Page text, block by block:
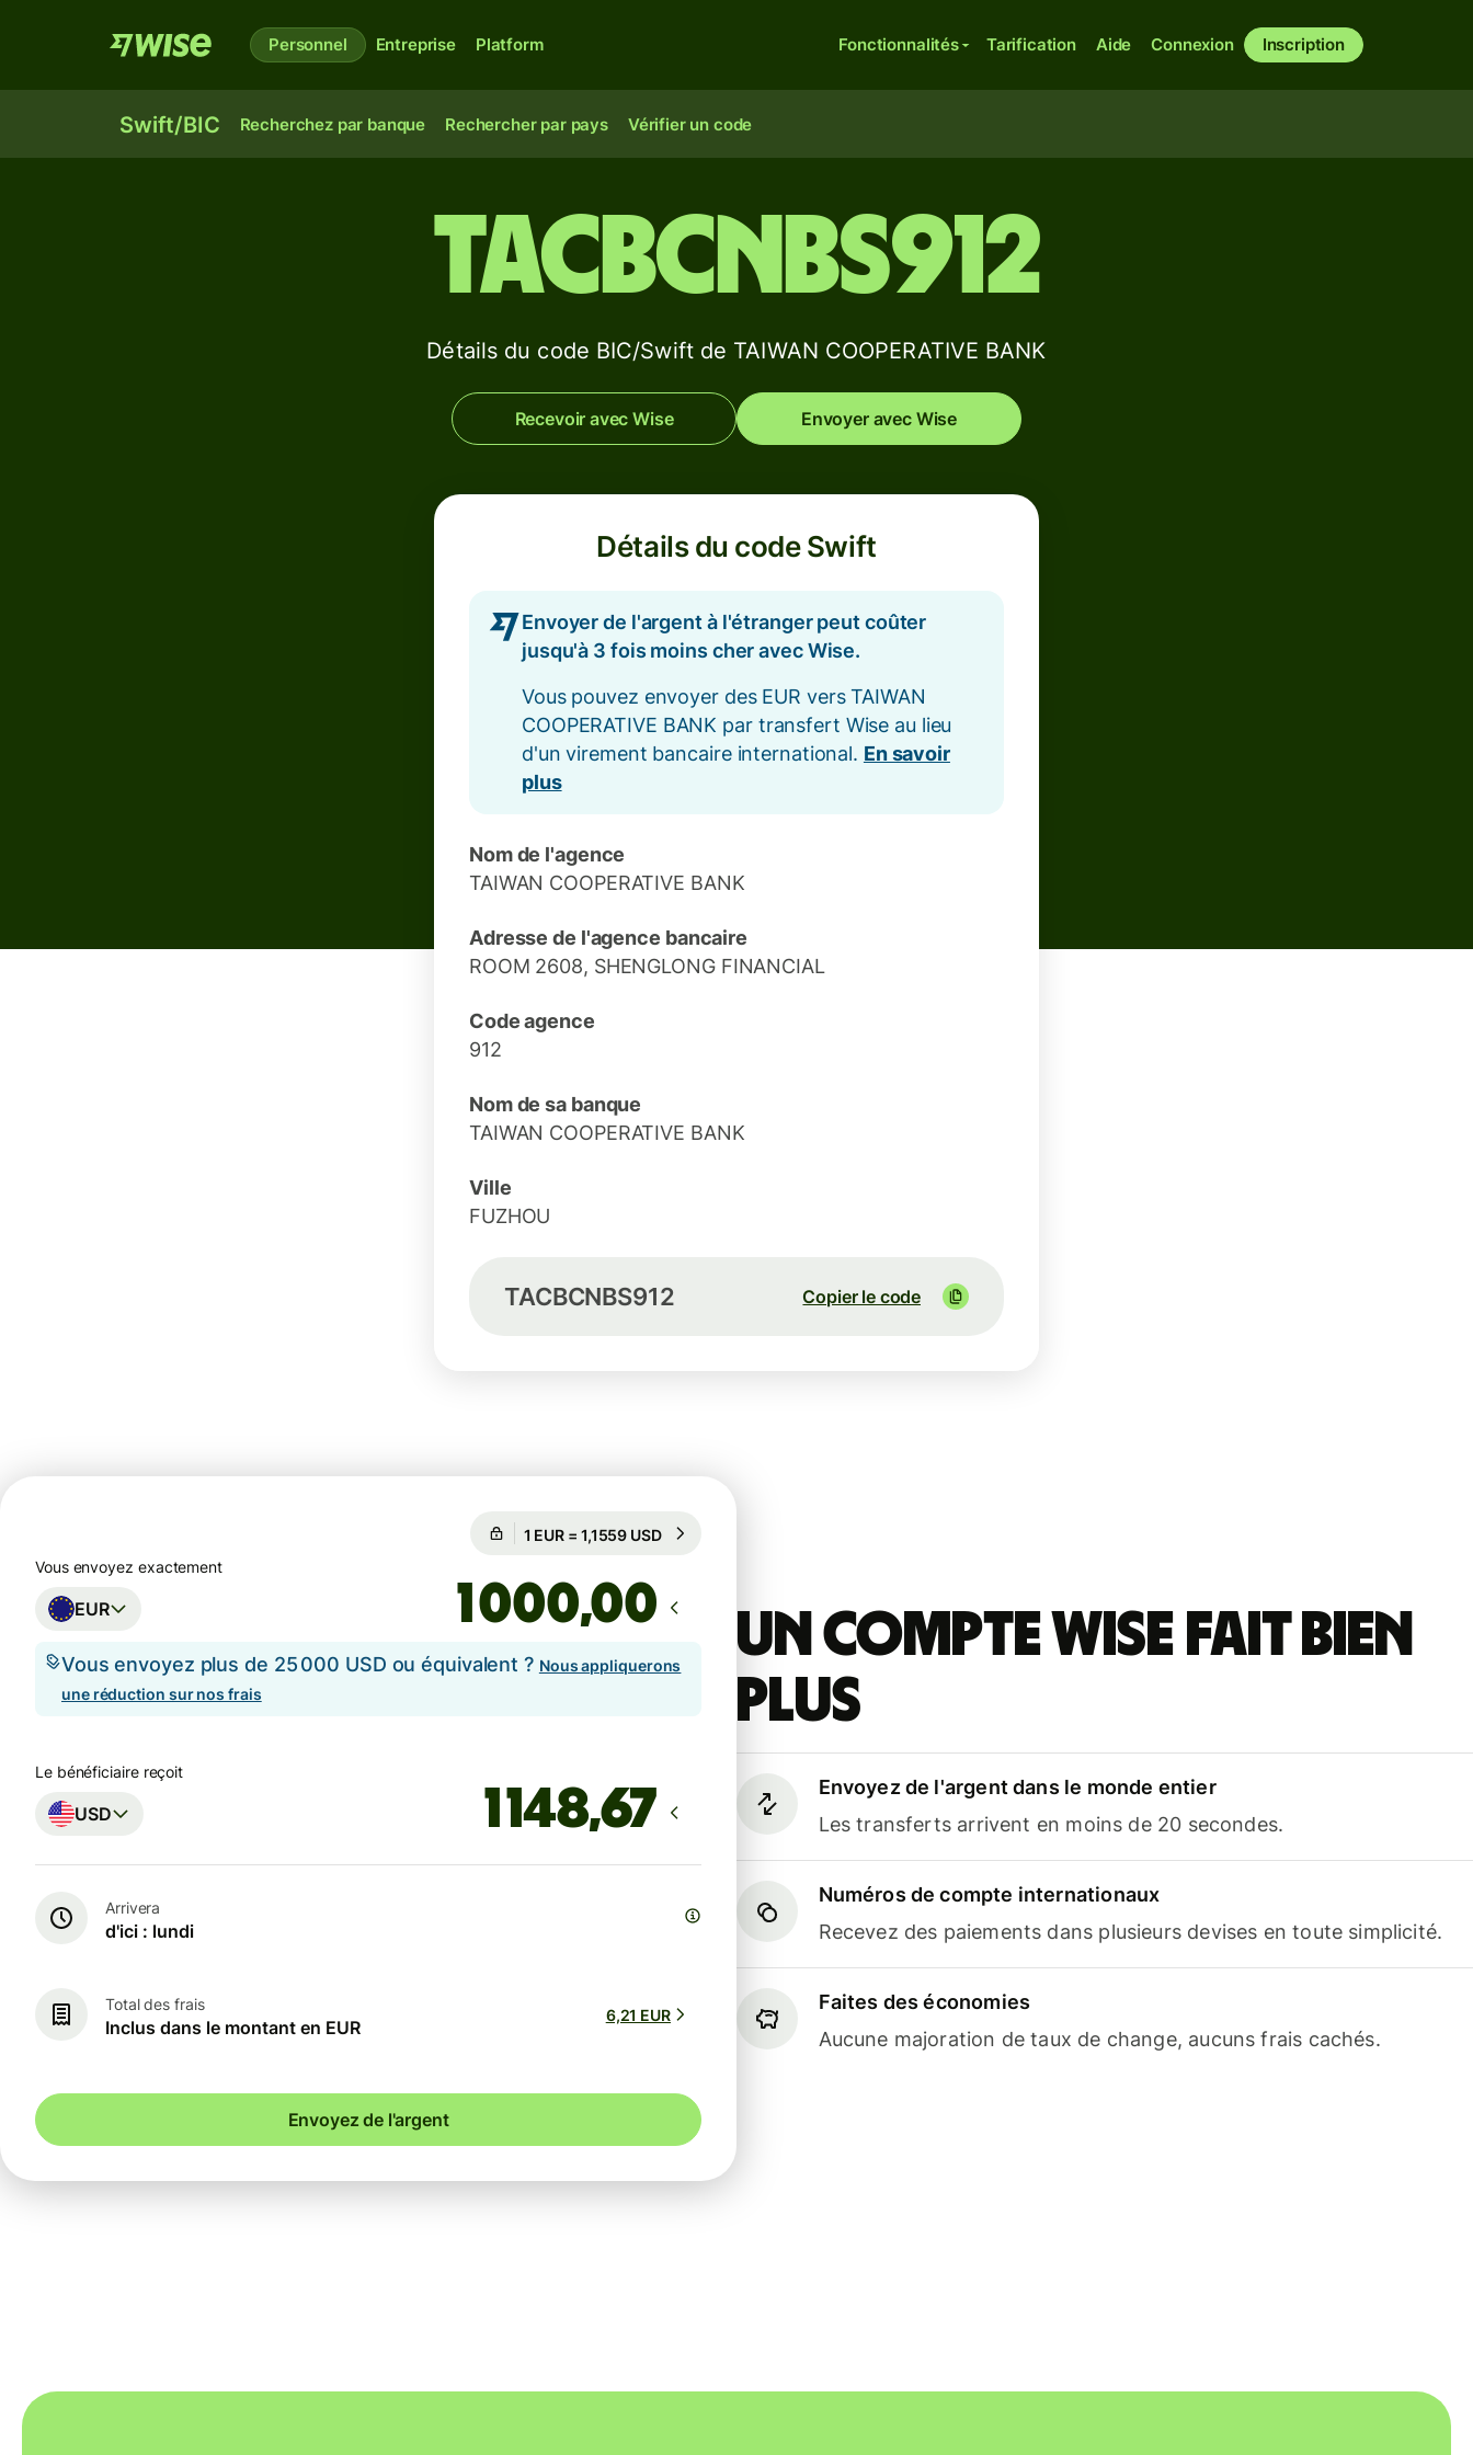
Personnel Entreprise Platform Fonctionnalités Tarification Aide Connexion Inscription
Swift/BIC Recherchez par banque Rechercher par pays Vérifier un code
TACBCNBS912
Détails du code BIC/Swift de TAIWAN COOPERATIVE BANK
Recevoir avec Wise Envoyer avec Wise
Détails du code Swift
Envoyer de l'argent à l'étranger peut coûter
jusqu'à 3 fois moins cher avec Wise.
Vous pouvez envoyer des EUR vers TAIWAN
COOPERATIVE BANK par transfert Wise au lieu
d'un virement bancaire international. En savoir
plus
Nom de l'agence
TAIWAN COOPERATIVE BANK
Adresse de l'agence bancaire
ROOM 2608, SHENGLONG FINANCIAL
Code agence
912
Nom de sa banque
TAIWAN COOPERATIVE BANK
Ville
FUZHOU
TACBCNBS912 Copier le code
Un compte Wise fait bien
plus
Envoyez de l'argent dans le monde entier
Les transferts arrivent en moins de 20 secondes.
Numéros de compte internationaux
Recevez des paiements dans plusieurs devises en toute simplicité.
Faites des économies
Aucune majoration de taux de change, aucuns frais cachés.
Garanti pour 74 h
Vous envoyez exactement
EUR ,00
Vous envoyez plus de 25 000 USD ou équivalent ? Nous appliquerons
une réduction sur nos frais
Le bénéficiaire reçoit
USD
Arrivera
d'ici : lundi
Total des frais
Inclus dans le montant en EUR
6,21 EUR
Envoyez de l'argent